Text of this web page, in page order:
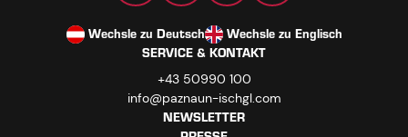
Wechsle zu Deutsch
Wechsle zu Englisch
SERVICE & KONTAKT
+43 50990 100
info@paznaun-ischgl.com
NEWSLETTER